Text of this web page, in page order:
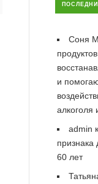
Соня
и
алкоголя
admin
60 лет